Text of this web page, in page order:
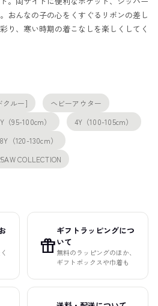
おんなの子の心をくすぐるリボンの差し
り、寒い時期の着こなしを楽しくしてく
クルー]
ヘビーアウター
（95-100cm）
4Y（100-105cm）
（120-130cm）
COLLECTION
featured_seasonal_and_gifts
ギフトラッピングにつ
いて
無料のラッピングのほか、
ギフトボックスや巾着も